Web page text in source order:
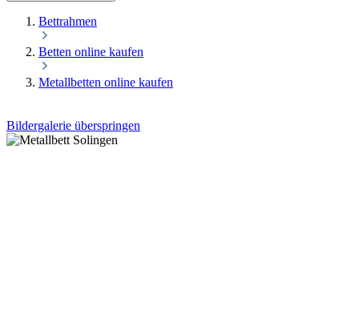
Bettrahmen
Betten online kaufen
Metallbetten online kaufen
Bildergalerie überspringen